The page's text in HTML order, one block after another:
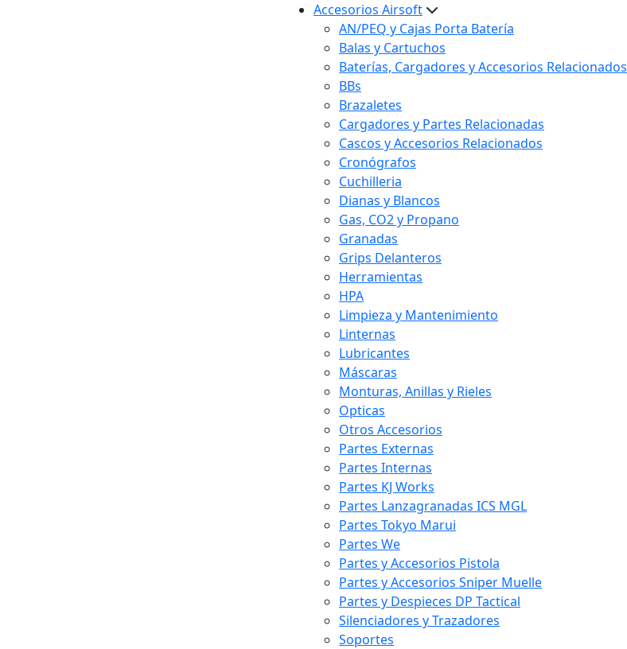
Accesorios Airsoft
AN/PEQ y Cajas Porta Batería
Balas y Cartuchos
Baterías, Cargadores y Accesorios Relacionados
BBs
Brazaletes
Cargadores y Partes Relacionadas
Cascos y Accesorios Relacionados
Cronógrafos
Cuchilleria
Dianas y Blancos
Gas, CO2 y Propano
Granadas
Grips Delanteros
Herramientas
HPA
Limpieza y Mantenimiento
Linternas
Lubricantes
Máscaras
Monturas, Anillas y Rieles
Opticas
Otros Accesorios
Partes Externas
Partes Internas
Partes KJ Works
Partes Lanzagranadas ICS MGL
Partes Tokyo Marui
Partes We
Partes y Accesorios Pistola
Partes y Accesorios Sniper Muelle
Partes y Despieces DP Tactical
Silenciadores y Trazadores
Soportes